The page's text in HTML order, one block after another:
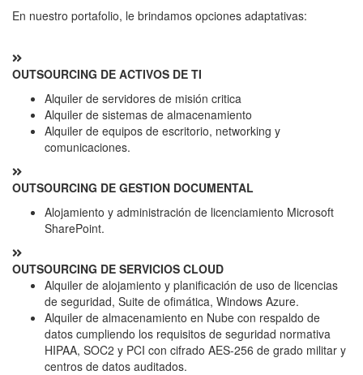
En nuestro portafolio, le brindamos opciones adaptativas:
OUTSOURCING DE ACTIVOS DE TI
Alquiler de servidores de misión critica
Alquiler de sistemas de almacenamiento
Alquiler de equipos de escritorio, networking y
comunicaciones.
OUTSOURCING DE GESTION DOCUMENTAL
Alojamiento y administración de licenciamiento Microsoft
SharePoint.
OUTSOURCING DE SERVICIOS CLOUD
Alquiler de alojamiento y planificación de uso de licencias
de seguridad, Suite de ofimática, Windows Azure.
Alquiler de almacenamiento en Nube con respaldo de
datos cumpliendo los requisitos de seguridad normativa
HIPAA, SOC2 y PCI con cifrado AES-256 de grado militar y
centros de datos auditados.